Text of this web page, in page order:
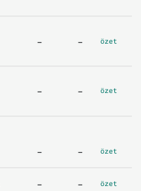
- - özet
- - özet
- - özet
- - özet